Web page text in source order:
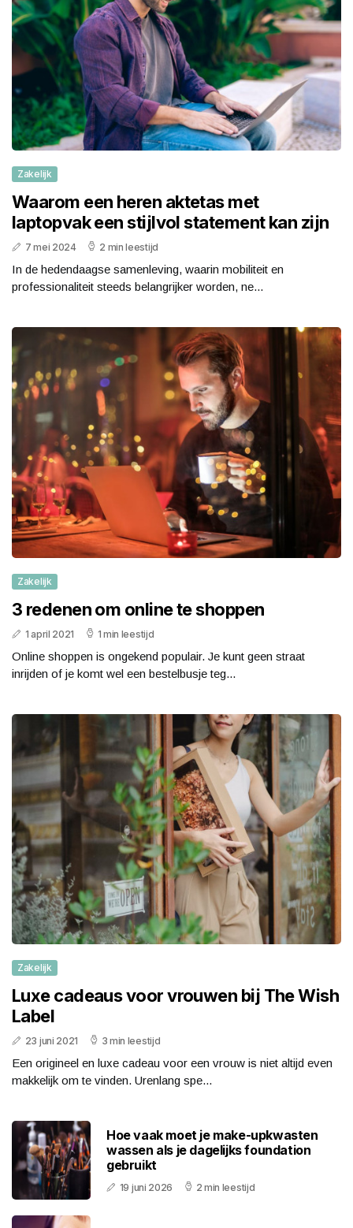
Zakelijk
Waarom een heren aktetas met
laptopvak een stijlvol statement kan zijn
7 mei 2024 2 min leestijd
In de hedendaagse samenleving, waarin mobiliteit en
professionaliteit steeds belangrijker worden, ne...
Zakelijk
3 redenen om online te shoppen
1 april 2021 1 min leestijd
Online shoppen is ongekend populair. Je kunt geen straat
inrijden of je komt wel een bestelbusje teg...
Zakelijk
Luxe cadeaus voor vrouwen bij The Wish
Label
23 juni 2021 3 min leestijd
Een origineel en luxe cadeau voor een vrouw is niet altijd even
makkelijk om te vinden. Urenlang spe...
Hoe vaak moet je make-upkwasten
wassen als je dagelijks foundation
gebruikt
19 juni 2026 2 min leestijd